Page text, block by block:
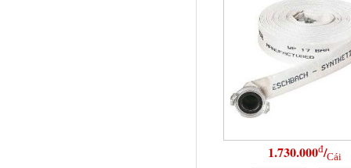
1.730.000đ/Cái